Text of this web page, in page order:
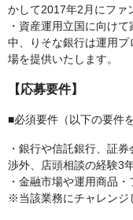
かして2017年2月にファ
・資産運用立国に向け
中、りそな銀行は運用
場を提供いたします。
【応募要件】
■必須要件（以下の要件
・銀行や信託銀行、証
渉外、店頭相談の経験3
・金融市場や運用商品
※当該業務にチャレンジ